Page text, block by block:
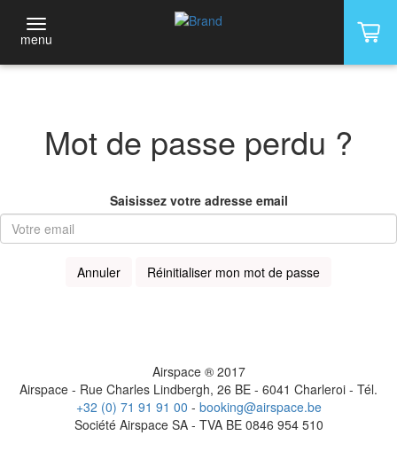
menu
Mot de passe perdu ?
Saisissez votre adresse email
Annuler Réinitialiser mon mot de passe
Airspace ® 2017
Airspace - Rue Charles Lindbergh, 26 BE - 6041 Charleroi - Tél.
+32 (0) 71 91 91 00 - booking@airspace.be
Société Airspace SA - TVA BE 0846 954 510